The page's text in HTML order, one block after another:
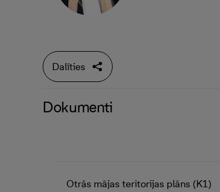
Dalīties
Dokumenti
Otrās mājas teritorijas plāns (K1)